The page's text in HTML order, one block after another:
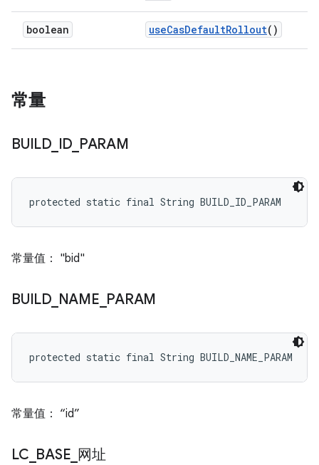
boolean useCasDefaultRollout()
常量
BUILD_ ID PARAM
protected static final String BUILD_ID_PARAM
常量值： "bid"
BUILD_ NAME PARAM
protected static final String BUILD_NAME_PARAM
常量值： “id”
LC BASE 网址